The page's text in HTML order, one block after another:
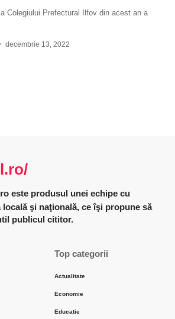
Colegiului Prefectural Ilfov din acest an a
decembrie 13, 2022
şi naţională, ce îşi propune să
publicul cititor.
Top categorii
Actualitate
Economie
Educatie